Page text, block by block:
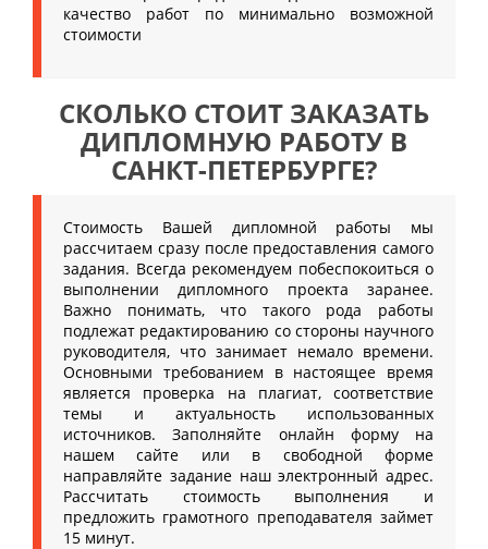
качество работ по минимально возможной
стоимости
СКОЛЬКО СТОИТ ЗАКАЗАТЬ
ДИПЛОМНУЮ РАБОТУ В
САНКТ-ПЕТЕРБУРГЕ?
Стоимость Вашей дипломной работы мы
рассчитаем сразу после предоставления самого
задания. Всегда рекомендуем побеспокоиться о
выполнении дипломного проекта заранее.
Важно понимать, что такого рода работы
подлежат редактированию со стороны научного
руководителя, что занимает немало времени.
Основными требованием в настоящее время
является проверка на плагиат, соответствие
темы и актуальность использованных
источников. Заполняйте онлайн форму на
нашем сайте или в свободной форме
направляйте задание наш электронный адрес.
Рассчитать стоимость выполнения и
предложить грамотного преподавателя займет
15 минут.